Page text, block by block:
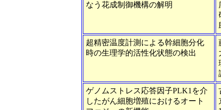
なう花成制御機構の解明
超精密温度計測による幹細胞分化
時の生理学的活性化状態の検出
ゲノムストレス応答因子PLK1を介
したがん細胞増殖におけるオート